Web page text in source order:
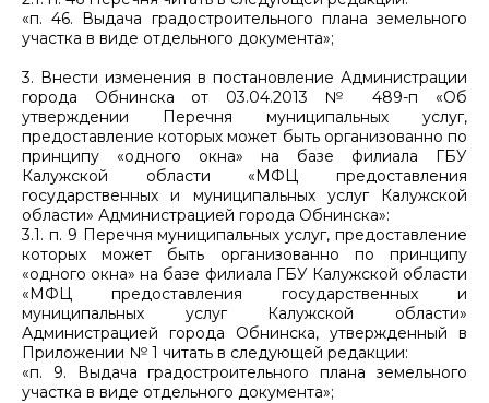
«п. 46. Выдача градостроительного плана земельного
участка в виде отдельного документа»;
3. Внести изменения в постановление Администрации
города Обнинска от 03.04.2013 № 489-п «Об
утверждении Перечня муниципальных услуг,
предоставление которых может быть организованно по
принципу «одного окна» на базе филиала ГБУ
Калужской области «МФЦ предоставления
государственных и муниципальных услуг Калужской
области» Администрацией города Обнинска»:
3.1. п. 9 Перечня муниципальных услуг, предоставление
которых может быть организованно по принципу
«одного окна» на базе филиала ГБУ Калужской области
«МФЦ предоставления государственных и
муниципальных услуг Калужской области»
Администрацией города Обнинска, утвержденный в
Приложении № 1 читать в следующей редакции:
«п. 9. Выдача градостроительного плана земельного
участка в виде отдельного документа»;